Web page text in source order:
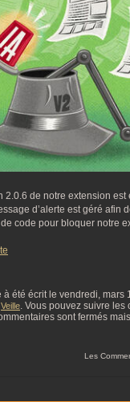
2.0.6 de notre extension
d’alerte est géré afin
code pour bloquer notre
à été écrit le vendredi, mars
Veille. Vous pouvez suivre
sont fermés
Les